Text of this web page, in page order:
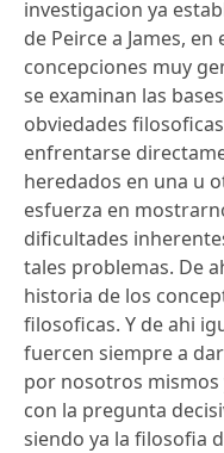
investigacion ya
de Peirce a James,
concepciones muy
se examinan las
obviedades
enfrentarse
heredados en una u
esfuerza en
dificultades
tales problemas. De
historia de los
filosoficas. Y de ahi
fuercen siempre a
por nosotros
con la pregunta
siendo ya la filosofia